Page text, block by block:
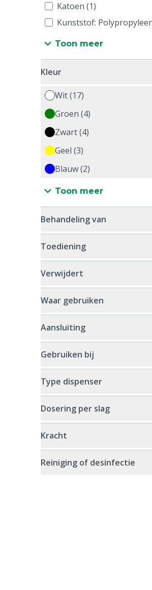
Katoen (1)
Kunststof:
Toon meer
Kleur
Wit (17)
Groen (4)
Zwart (4)
Geel (3)
Blauw (2)
Toon meer
Behandeling van
Toediening
Verwijdert
Waar gebruiken
Aansluiting
Gebruiken bij
Type dispenser
Dosering per slag
Kracht
Reiniging of desinfectie